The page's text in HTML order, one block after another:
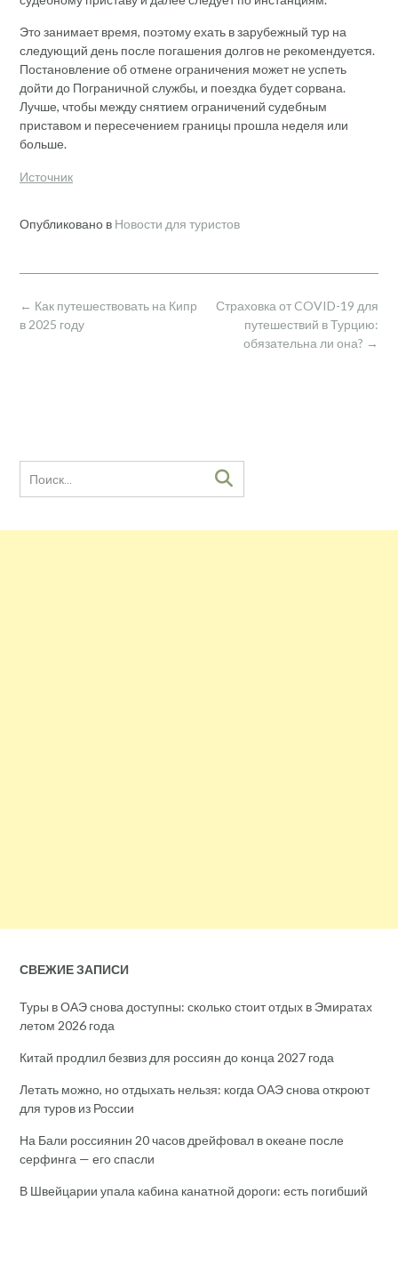
Это занимает время, поэтому ехать в зарубежный тур на
следующий день после погашения долгов не рекомендуется.
Постановление об отмене ограничения может не успеть
дойти до Пограничной службы, и поездка будет сорвана.
Лучше, чтобы между снятием ограничений судебным
приставом и пересечением границы прошла неделя или
больше.
Источник
Опубликовано в Новости для туристов
Навигация
по
Страховка от COVID-19 для
путешествий в Турцию:
обязательна ли она? →
← Как путешествовать на Кипр
в 2025 году
СВЕЖИЕ ЗАПИСИ
Туры в ОАЭ снова доступны: сколько стоит отдых в Эмиратах
летом 2026 года
Китай продлил безвиз для россиян до конца 2027 года
Летать можно, но отдыхать нельзя: когда ОАЭ снова откроют
для туров из России
На Бали россиянин 20 часов дрейфовал в океане после
серфинга — его спасли
В Швейцарии упала кабина канатной дороги: есть погибший